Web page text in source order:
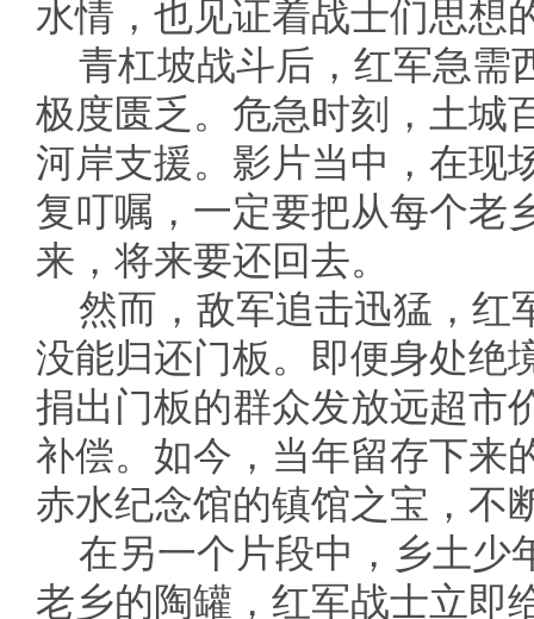
水情，也见证着战士们思
青杠坡战斗后，红军急需
极度匮乏。危急时刻，土城
河岸支援。影片当中，在现
复叮嘱，一定要把从每个老
来，将来要还回去。
然而，敌军追击迅猛，红
没能归还门板。即便身处绝
捐出门板的群众发放远超市
补偿。如今，当年留存下来
赤水纪念馆的镇馆之宝，不
在另一个片段中，乡土少
老乡的陶罐，红军战士立即